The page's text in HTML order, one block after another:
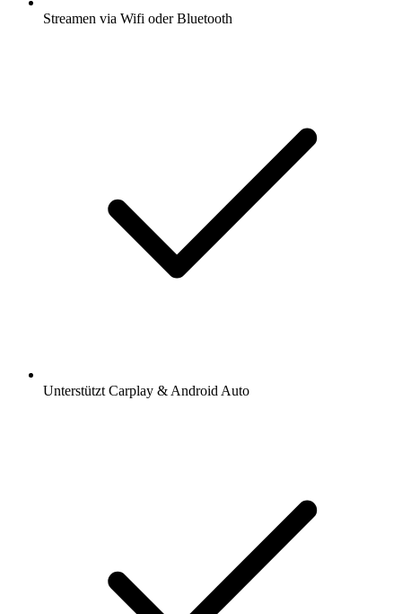
Streamen via Wifi oder Bluetooth
Unterstützt Carplay & Android Auto